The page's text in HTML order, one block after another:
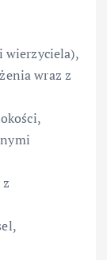
wierzyciela),
wraz z